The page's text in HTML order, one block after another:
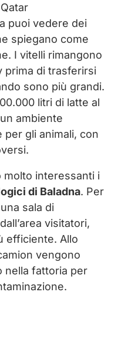
puoi vedere dei
spiegano come
I vitelli rimangono
prima di trasferirsi
sono più grandi.
litri di latte al
ambiente
gli animali, con
molto interessanti i
di Baladna. Per
sala di
visitatori,
efficiente. Allo
vengono
nella fattoria per